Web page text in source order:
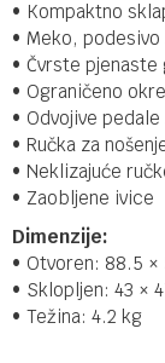
• Kompaktno
• Meko,
• Čvrste
• Ograničeno
• Odvojive
• Ručka za
• Neklizajuće
• Zaobljene ivice
Dimenzije:
• Otvoren: 88.5 ×
• Sklopljen: 43 ×
• Težina: 4.2 kg